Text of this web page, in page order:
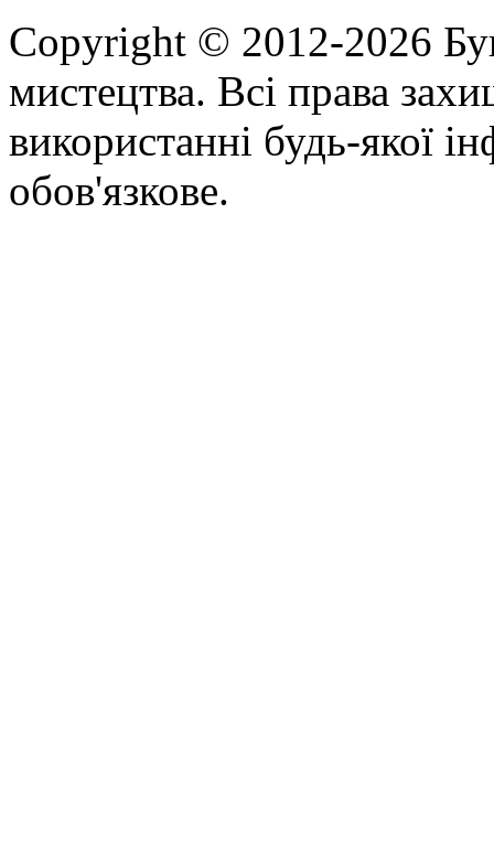
Copyright © 2012-2026
мистецтва. Всі права
використанні будь-якої
обов'язкове.